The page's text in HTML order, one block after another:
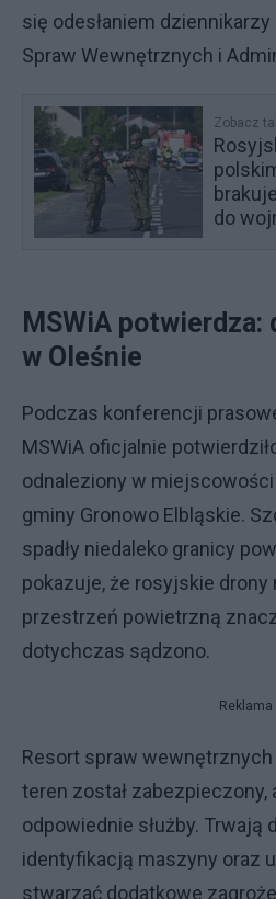
się odesłaniem
Spraw Wewnętrznych i
Zobacz
do
MSWiA
w Oleśnie
Podczas konferencji
MSWiA oficjalnie
odnaleziony w miejscowości
gminy Gronowo Elbląskie.
spadły niedaleko granicy
pokazuje, że rosyjskie drony
przestrzeń powietrzną
dotychczas sądzono.
Reklama
Resort spraw wewnętrznych
teren został zabezpieczony,
odpowiednie służby. Trwają
identyfikacją maszyny oraz
stwarzać dodatkowe